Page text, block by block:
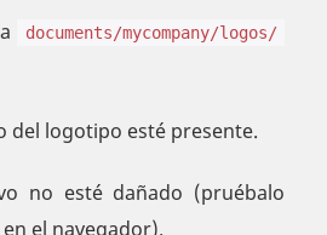
documents/mycompany/logos/
del logotipo esté presente.
no esté dañado (pruébalo
el navegador).